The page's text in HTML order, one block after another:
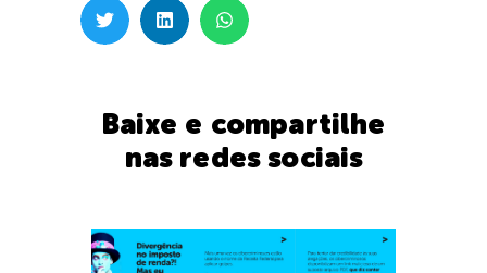
Baixe e compartilhe
nas redes sociais